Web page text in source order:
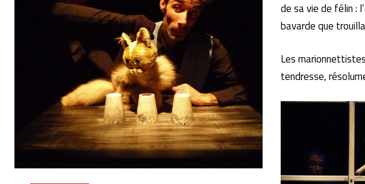
de sa vie de félin :
bavarde que
Les
tendresse,